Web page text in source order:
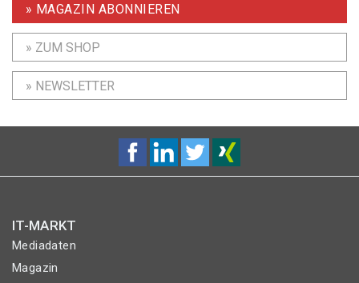
» MAGAZIN ABONNIEREN
» ZUM SHOP
» NEWSLETTER
IT-MARKT
Mediadaten
Magazin